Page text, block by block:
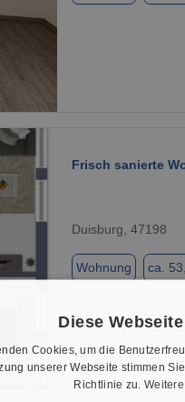
1 / 8
Frisch sanierte
Duisburg, 47198
Wohnung ca.
Diese
Cookies, um die
unserer Webseite stimmen
Richtlinie zu.